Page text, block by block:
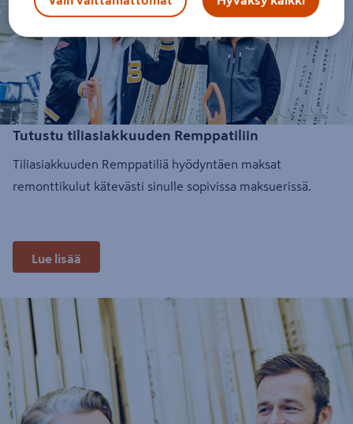
Tutustu tiliasiakkuuden Remppatiliin
Tiliasiakkuuden Remppatiliä hyödyntäen maksat
remonttikulut kätevästi sinulle sopivissa maksuerissä.
Lue lisää